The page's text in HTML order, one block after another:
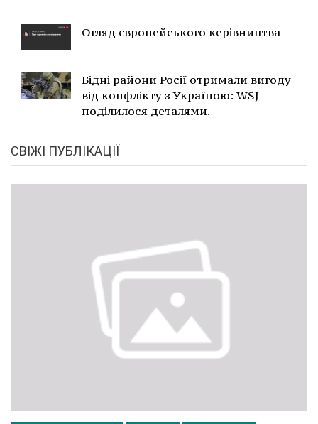
Огляд європейського керівництва
Бідні райони Росії отримали вигоду
від конфлікту з Україною: WSJ
поділилося деталями.
СВІЖІ ПУБЛІКАЦІЇ